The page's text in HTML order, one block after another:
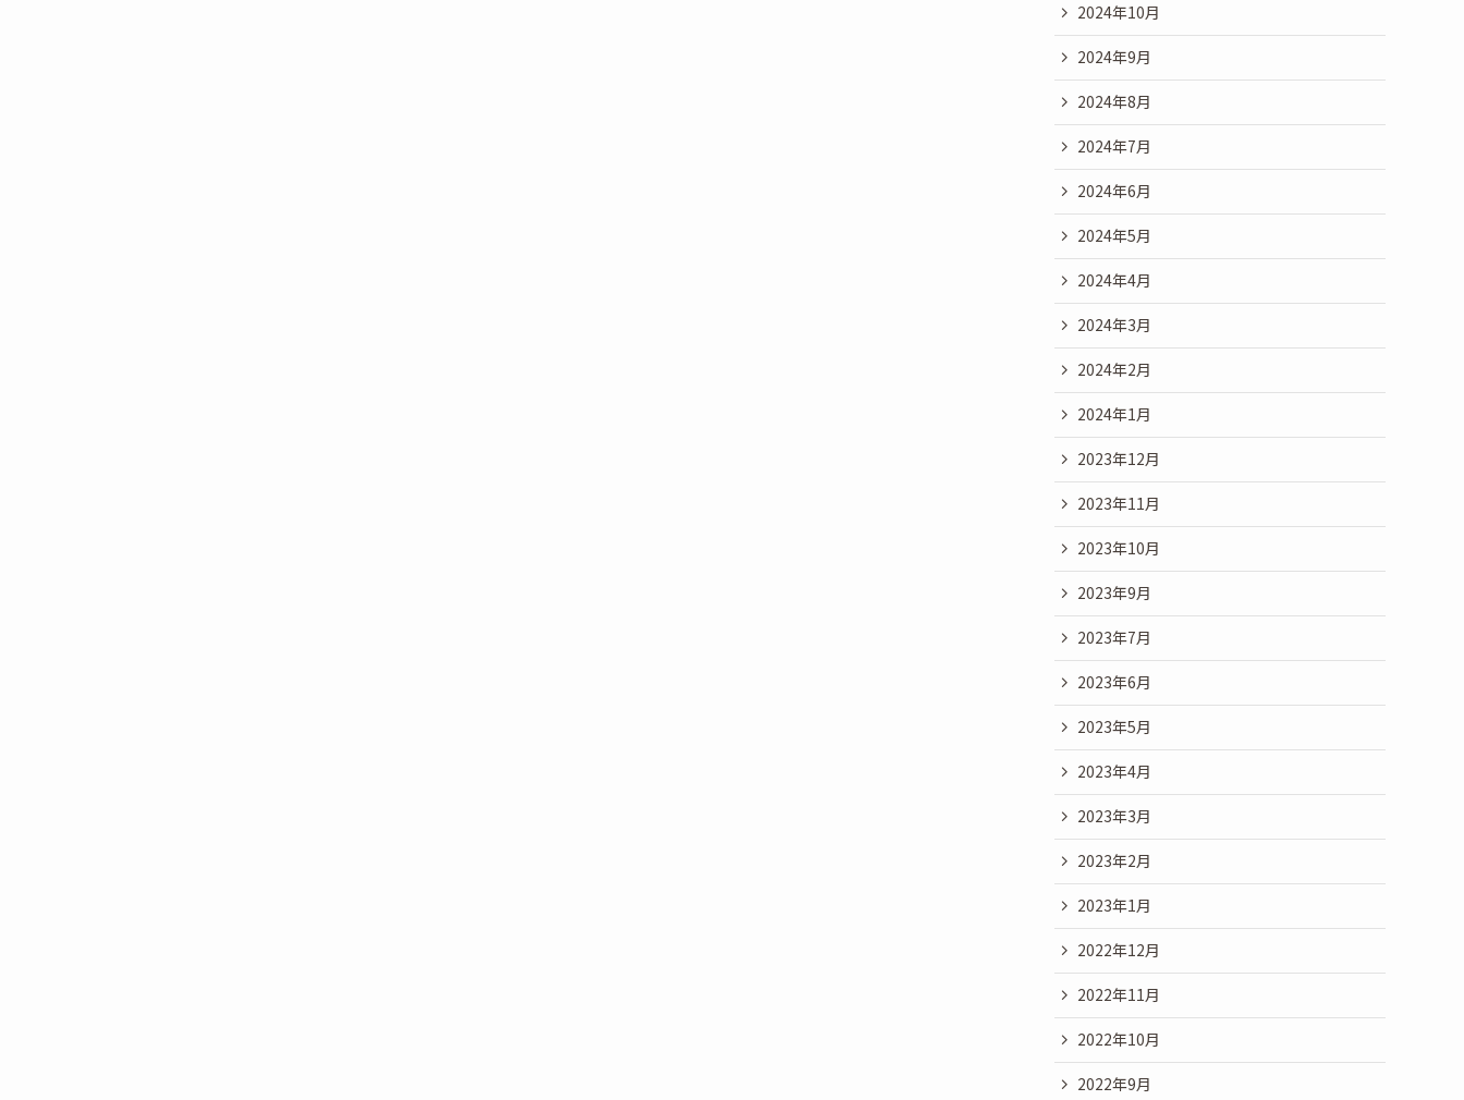
2024年10月
2024年9月
2024年8月
2024年7月
2024年6月
2024年5月
2024年4月
2024年3月
2024年2月
2024年1月
2023年12月
2023年11月
2023年10月
2023年9月
2023年7月
2023年6月
2023年5月
2023年4月
2023年3月
2023年2月
2023年1月
2022年12月
2022年11月
2022年10月
2022年9月